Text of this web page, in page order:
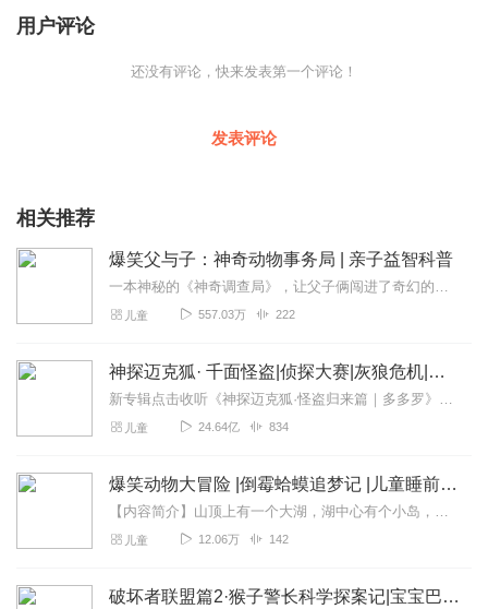
用户评论
还没有评论，快来发表第一个评论！
发表评论
相关推荐
爆笑父与子：神奇动物事务局 | 亲子益智科普
一本神秘的《神奇调查局》，让父子俩闯进了奇幻的疯狂动物城，还化身为神奇动物事务局的局长大有和助手小有！动物城里有谁遇上了麻烦，只要呼叫他们，准能立刻出现！不管是...
儿童 557.03万 222
神探迈克狐· 千面怪盗|侦探大赛|灰狼危机|多多罗
新专辑点击收听《神探迈克狐·怪盗归来篇｜多多罗》！！！>>>点击进入主播橱窗购买《神探迈克狐》系列图书吧!<<<多多罗故事【点击前往】收听多多罗其他好玩有趣的故...
儿童 24.64亿 834
爆笑动物大冒险 |倒霉蛤蟆追梦记 |儿童睡前故事
【内容简介】山顶上有一个大湖，湖中心有个小岛，叫鹅岛，岛上住着优雅的白天鹅，他叫鹅大美。湖的西面山脚下有个歪歪扭扭的五层绿色建筑，叫蛤蟆堡，里面住着癞蛤蟆赖小帅...
儿童 12.06万 142
破坏者联盟篇2·猴子警长科学探案记|宝宝巴士故事